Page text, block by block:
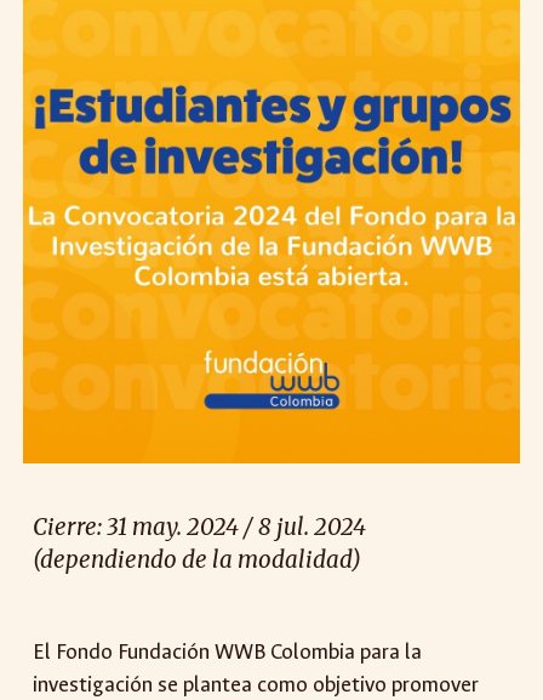
Cierre: 31 may. 2024 / 8 jul. 2024
(dependiendo de la modalidad)
El Fondo Fundación WWB Colombia para la
investigación se plantea como objetivo promover